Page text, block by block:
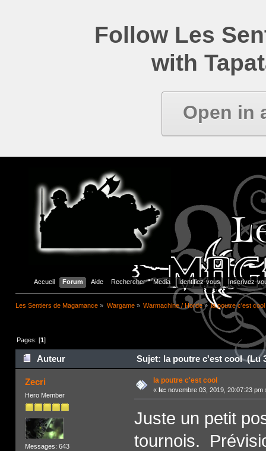
Follow Les
with
Open in
Accueil Forum Aide Rechercher Media Identifiez-vous Inscrivez-
Les Sentiers de Magamance » Wargame» Warmachine / Horde» la poutre c'est cool
Pages: [1]
Auteur Sujet: la poutre c'est cool (Lu
Zecri
Hero Member
Messages: 643
la poutre c'est cool
« le: novembre 03, 2019, 20:07:23 pm
Juste un petit
tournois.